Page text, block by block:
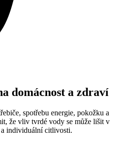
domácnost a zdraví
spotřebu energie, pokožku a
že vliv tvrdé vody se může lišit v
individuální citlivosti.